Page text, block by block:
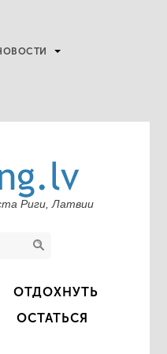
Риги, Латвии
ОТДОХНУТЬ
ОСТАТЬСЯ